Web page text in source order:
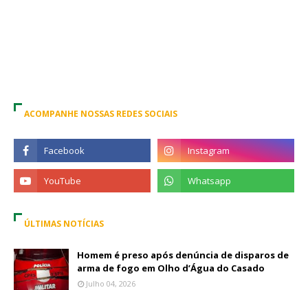
ACOMPANHE NOSSAS REDES SOCIAIS
ÚLTIMAS NOTÍCIAS
Homem é preso após denúncia de disparos de
arma de fogo em Olho d’Água do Casado
Julho 04, 2026